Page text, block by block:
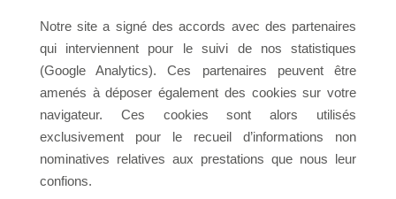
Notre site a signé des accords avec des partenaires
qui interviennent pour le suivi de nos statistiques
(Google Analytics). Ces partenaires peuvent être
amenés à déposer également des cookies sur votre
navigateur. Ces cookies sont alors utilisés
exclusivement pour le recueil d’informations non
nominatives relatives aux prestations que nous leur
confions.